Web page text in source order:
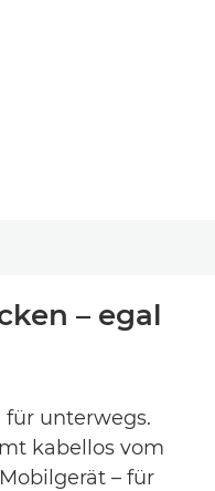
– egal
für unterwegs.
kabellos vom
– für